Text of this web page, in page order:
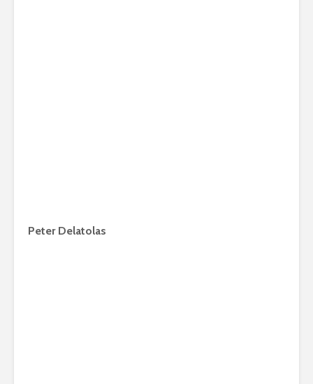
Peter Delatolas